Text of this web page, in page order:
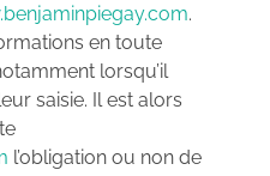
.
en toute
lorsqu’il
saisie. Il est alors
l’obligation ou non de